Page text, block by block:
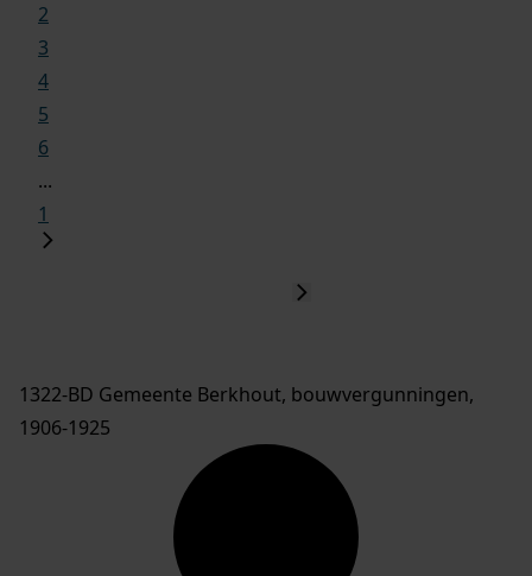
2
3
4
5
6
...
1
1322-BD Gemeente Berkhout, bouwvergunningen,
1906-1925